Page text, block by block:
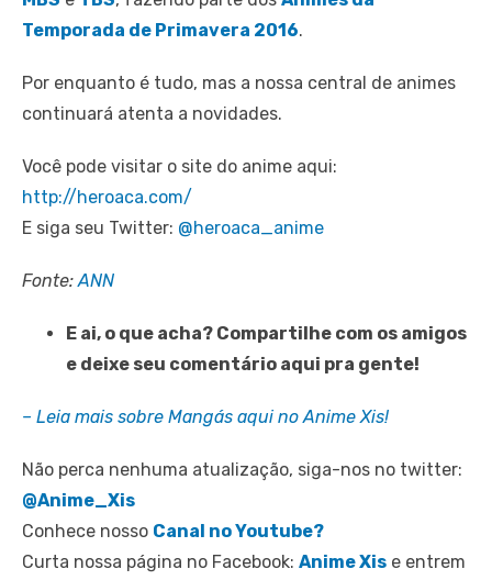
Temporada de Primavera 2016.
Por enquanto é tudo, mas a nossa central de animes
continuará atenta a novidades.
Você pode visitar o site do anime aqui:
http://heroaca.com/
E siga seu Twitter: @heroaca_anime
Fonte:ANN
E ai, o que acha? Compartilhe com os amigos
e deixe seu comentário aqui pra gente!
– Leia mais sobre Mangás aqui no Anime Xis!
Não perca nenhuma atualização, siga-nos no twitter:
@Anime_Xis
Conhece nosso Canal no Youtube?
Curta nossa página no Facebook: Anime Xis e entrem